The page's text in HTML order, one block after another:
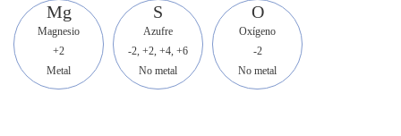
Mg
Magnesio
+2
Metal
S
Azufre
-2, +2, +4, +6
No metal
O
Oxígeno
-2
No metal